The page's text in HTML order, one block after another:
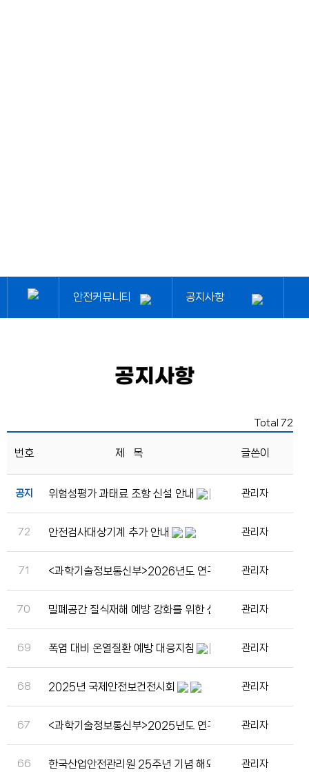
안전커뮤니티 공지사항
공지사항
Total 72
번호 제 목 글쓴이
공지 위험성평가 과태료 조항 신설 안내 관리자
72 안전검사대상기계 추가 안내 관리자
71 <과학기술정보통신부>2026년도 연구실 환경개선 지원사
관리자
70 밀폐공간 질식재해 예방 강화를 위한 산업안전보건기준에
관리자
69 폭염 대비 온열질환 예방 대응지침 관리자
68 2025년 국제안전보건전시회 관리자
67 <과학기술정보통신부>2025년도 연구실 환경개선 지원사
관리자
66 한국산업안전관리원 25주년 기념 해외 워크샵관리자